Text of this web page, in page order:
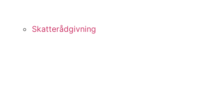
Skatterådgivning